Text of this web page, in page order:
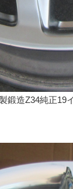
造Z34純正19